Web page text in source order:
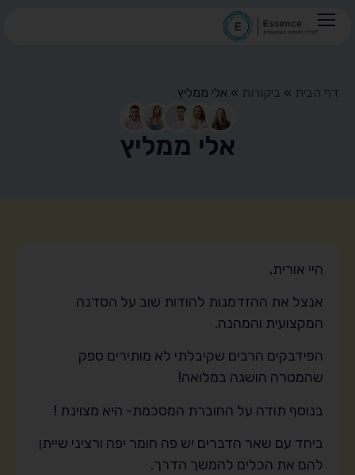
דף הבית » ביקורות » אלי ממליץ
אלי ממליץ
היי אורית,
אנצל את ההזדמנות להודות שוב על הסדנה
המקצועית והמהנה.
הפידבקים הרבים שקיבלתי לא מותירים ספק
שהמטרה הושגה במלואה!
בנוסף תודה על החוברת המסכמת- היא מצוינת !
ביחד עם שאר הדברים יש פה חומר יפה ורציני שייתן
להם את הכלים להמשך הדרך.